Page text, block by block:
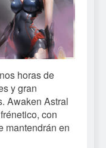
horas de
y gran
Awaken Astral
con
mantendrán en